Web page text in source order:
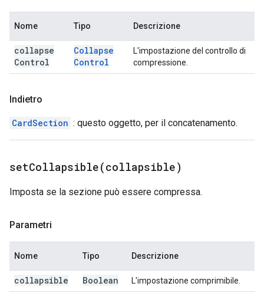
Nome Tipo Descrizione
collapse
Control
Collapse
Control
L'impostazione del controllo di
compressione.
Indietro
CardSection : questo oggetto, per il concatenamento.
setCollapsible(collapsible)
Imposta se la sezione può essere compressa.
Parametri
Nome Tipo Descrizione
collapsible Boolean L'impostazione comprimibile.